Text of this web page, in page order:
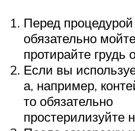
Перед
обязательно
протирайте грудь
Если вы
а, например,
то обязательно
простерилизуйте